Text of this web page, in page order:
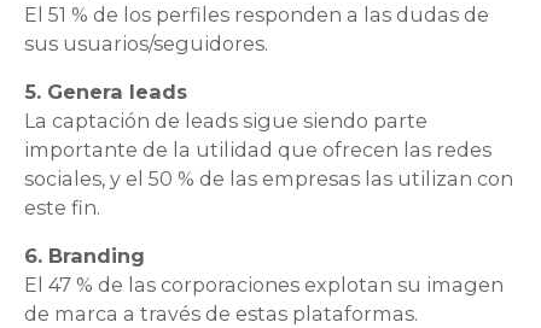
El 51 % de los perfiles responden a las dudas de
sus usuarios/seguidores.
5. Genera leads
La captación de leads sigue siendo parte
importante de la utilidad que ofrecen las redes
sociales, y el 50 % de las empresas las utilizan con
este fin.
6. Branding
El 47 % de las corporaciones explotan su imagen
de marca a través de estas plataformas.